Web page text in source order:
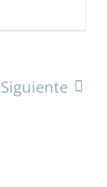
Siguiente